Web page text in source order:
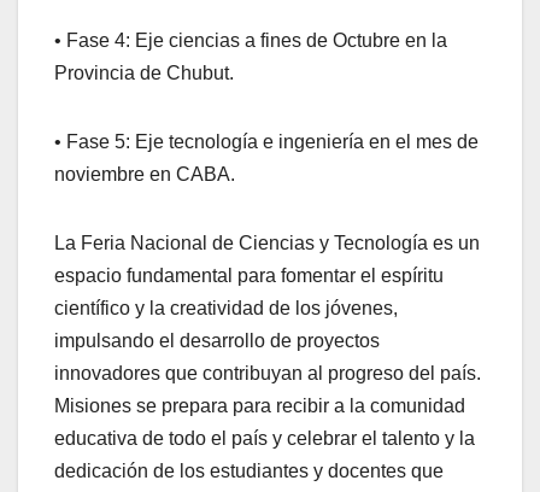
• Fase 4: Eje ciencias a fines de Octubre en la
Provincia de Chubut.
• Fase 5: Eje tecnología e ingeniería en el mes de
noviembre en CABA.
La Feria Nacional de Ciencias y Tecnología es un
espacio fundamental para fomentar el espíritu
científico y la creatividad de los jóvenes,
impulsando el desarrollo de proyectos
innovadores que contribuyan al progreso del país.
Misiones se prepara para recibir a la comunidad
educativa de todo el país y celebrar el talento y la
dedicación de los estudiantes y docentes que